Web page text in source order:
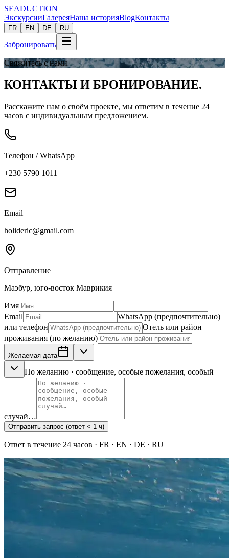
SEADUCTION
ЭкскурсииГалереяНаша историяBlogКонтакты
FR EN DE RU
Забронировать
Свяжитесь с нами
КОНТАКТЫ И БРОНИРОВАНИЕ.
Расскажите нам о своём проекте, мы ответим в течение 24
часов с индивидуальным предложением.
Телефон / WhatsApp
+230 5790 1011
Email
holideric@gmail.com
Отправление
Маэбур, юго-восток Маврикия
Имя
Email
WhatsApp (предпочтительно)
или телефон
Отель или район
проживания (по желанию)
Желаемая дата
По желанию · сообщение, особые пожелания, особый
случай…
Отправить запрос (ответ < 1 ч)
Ответ в течение 24 часов · FR · EN · DE · RU